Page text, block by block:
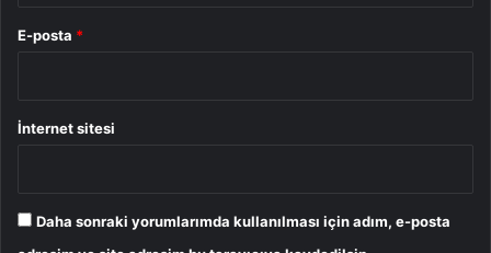
E-posta *
İnternet sitesi
Daha sonraki yorumlarımda kullanılması için adım, e-posta